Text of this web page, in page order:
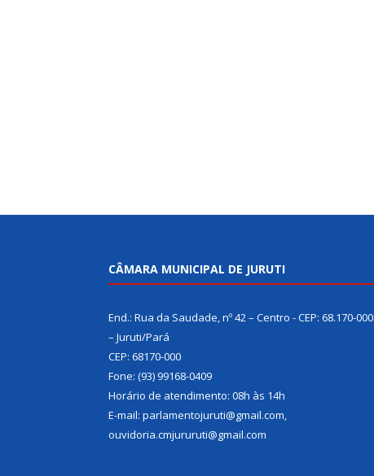
CÂMARA MUNICIPAL DE JURUTI
End.: Rua da Saudade, nº 42 – Centro - CEP: 68.170-000
– Juruti/Pará
CEP: 68170-000
Fone: (93) 99168-0409
Horário de atendimento: 08h às 14h
E-mail: parlamentojuruti@gmail.com,
ouvidoria.cmjururuti@gmail.com